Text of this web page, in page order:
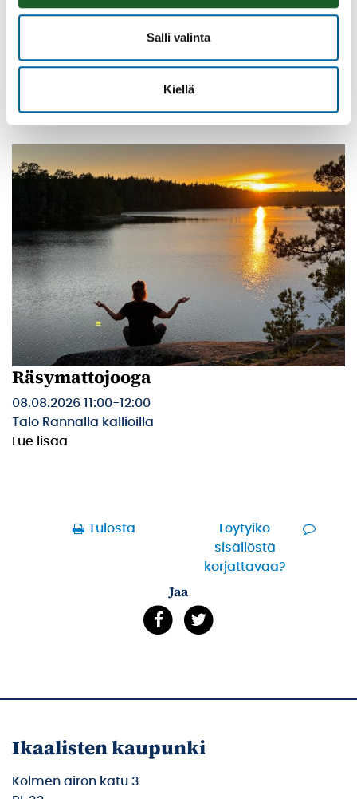
Salli valinta
Kiellä
Vatulanharjun Vestivaalit
Lue lisää
Räsymattojooga
08.08.2026 11:00-12:00
Talo Rannalla kallioilla
Lue lisää
Tulosta
Löytyikö
sisällöstä
korjattavaa?
Jaa
Ikaalisten kaupunki
Kolmen airon katu 3